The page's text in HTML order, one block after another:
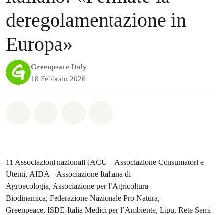
deregolamentazione in
Europa»
Greenpeace Italy
18 Febbraio 2026
11 Associazioni nazionali (ACU – Associazione Consumatori e
Utenti, AIDA – Associazione Italiana di
Agroecologia, Associazione per l’Agricoltura
Biodinamica, Federazione Nazionale Pro Natura,
Greenpeace, ISDE-Italia Medici per l’Ambiente, Lipu, Rete Semi